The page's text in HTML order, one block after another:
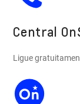
Central
Ligue